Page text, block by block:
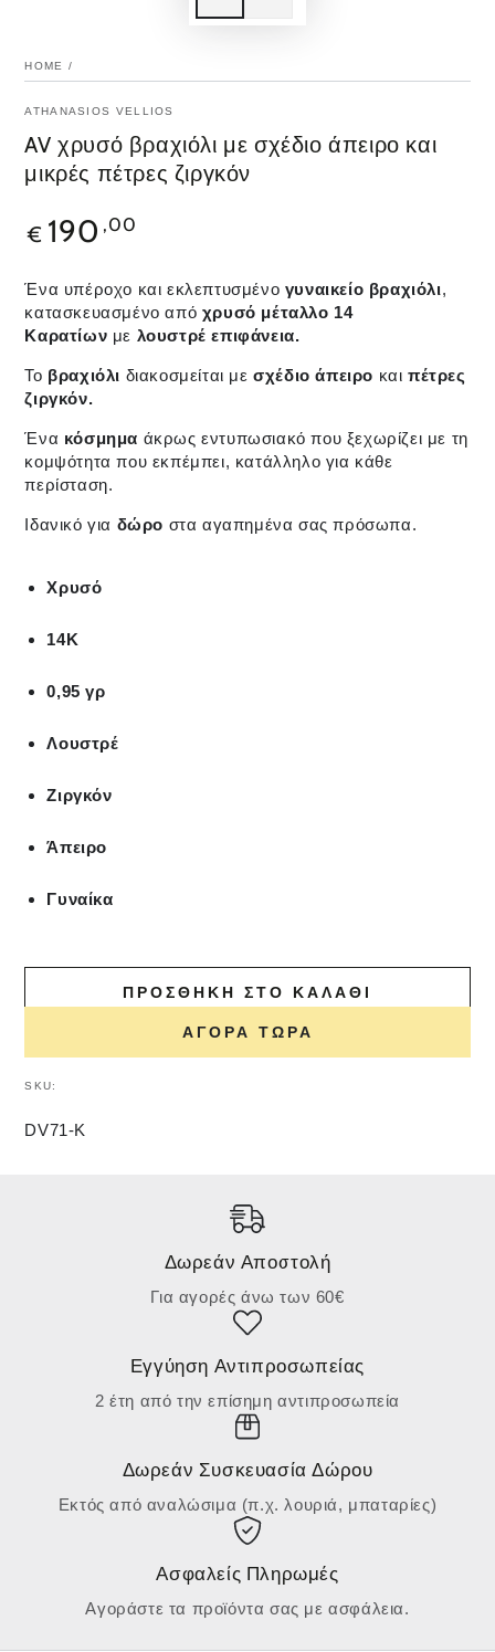
HOME /
ATHANASIOS VELLIOS
AV χρυσό βραχιόλι με σχέδιο άπειρο και
μικρές πέτρες ζιργκόν
€ 190 ,00
Ένα υπέροχο και εκλεπτυσμένο γυναικείο βραχιόλι,
κατασκευασμένο από χρυσό μέταλλο 14
Καρατίων με λουστρέ επιφάνεια.
Το βραχιόλι διακοσμείται μεσχέδιο άπειρο καιπέτρες
ζιργκόν.
Ένα κόσμημα άκρως εντυπωσιακό που ξεχωρίζει με τη
κομψότητα που εκπέμπει, κατάλληλο για κάθε
περίσταση.
Ιδανικό για δώρο στα αγαπημένα σας πρόσωπα.
Χρυσό
14Κ
0,95 γρ
Λουστρέ
Ζιργκόν
Άπειρο
Γυναίκα
ΠΡΟΣΘΉΚΗ ΣΤΟ ΚΑΛΆΘΙ
ΑΓΟΡΆ ΤΏΡΑ
SKU:
DV71-K
Δωρεάν Αποστολή
Για αγορές άνω των 60€
Εγγύηση Αντιπροσωπείας
2 έτη από την επίσημη αντιπροσωπεία
Δωρεάν Συσκευασία Δώρου
Εκτός από αναλώσιμα (π.χ. λουριά, μπαταρίες)
Ασφαλείς Πληρωμές
Αγοράστε τα προϊόντα σας με ασφάλεια.